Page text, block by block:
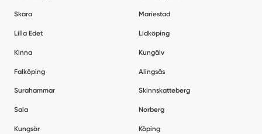
Skara Mariestad
Lilla Edet Lidköping
Kinna Kungälv
Falköping Alingsås
Surahammar Skinnskatteberg
Sala Norberg
Kungsör Köping